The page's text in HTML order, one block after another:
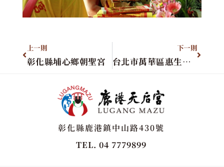
上一則
彰化縣埔心鄉朝聖宮
下一則
台北市萬華區惠生慈安堂
彰化縣鹿港鎮中山路430號
TEL. 04 7779899